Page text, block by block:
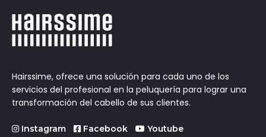
Hairssime, ofrece una solución para cada uno de los
servicios del profesional en la peluquería para lograr una
transformación del cabello de sus clientes.
Instagram Facebook Youtube